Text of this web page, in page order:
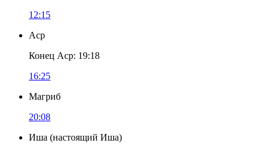
12:15
Аср
Конец Аср: 19:18
16:25
Магриб
20:08
Иша (настоящий Иша)